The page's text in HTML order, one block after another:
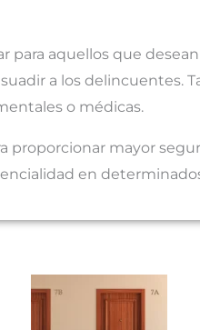
para aquellos que
a los delincuentes.
o médicas.
proporcionar mayor
en